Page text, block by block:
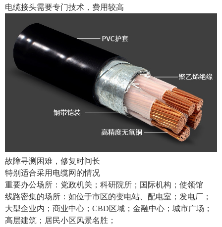
电缆接头需要专门技术，费用较高
故障寻测困难，修复时间长
特别适合采用电缆网的情况
重要办公场所：党政机关；科研院所；国际机构；使领馆
线路密集的场所：如位于市区的变电站、配电室；发电厂；
大型企业内；商业中心；CBD区域；金融中心；城市广场；
高层建筑；居民小区风景名胜；